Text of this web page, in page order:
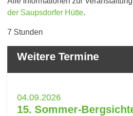
der Saupsdorfer Hütte.
7 Stunden
Weitere Termine
04.09.2026
15. Sommer-